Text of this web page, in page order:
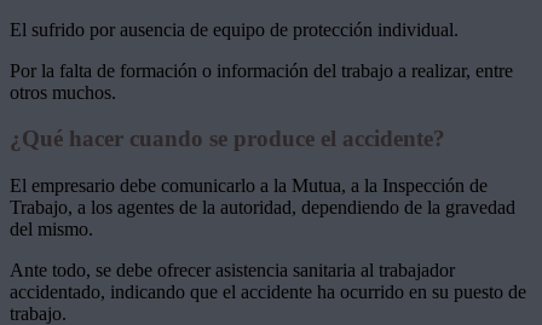
El sufrido por ausencia de equipo de protección individual.
Por la falta de formación o información del trabajo a realizar, entre
otros muchos.
¿Qué hacer cuando se produce el accidente?
El empresario debe comunicarlo a la Mutua, a la Inspección de
Trabajo, a los agentes de la autoridad, dependiendo de la gravedad
del mismo.
Ante todo, se debe ofrecer asistencia sanitaria al trabajador
accidentado, indicando que el accidente ha ocurrido en su puesto de
trabajo.